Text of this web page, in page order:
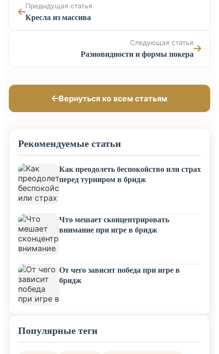
Предыдущая статья
Кресла из массива
Следующая статья
Разновидности и формы покера
Вернуться ко всем статьям
Рекомендуемые статьи
Как преодолеть беспокойство или страх
перед турниром в бридж
Что мешает сконцентрировать
внимание при игре в бридж
От чего зависит победа при игре в
бридж
Популярные теги